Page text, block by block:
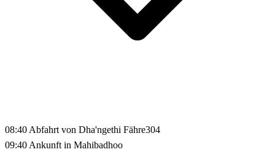
08:40 Abfahrt von Dha'ngethi Fähre304
09:40 Ankunft in Mahibadhoo